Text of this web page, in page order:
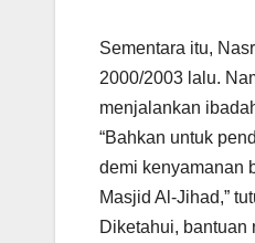
Sementara itu,
2000/2003 lalu.
menjalankan
“Bahkan untuk
demi kenyamanan
Masjid Al-Jihad,”
Diketahui, bantuan